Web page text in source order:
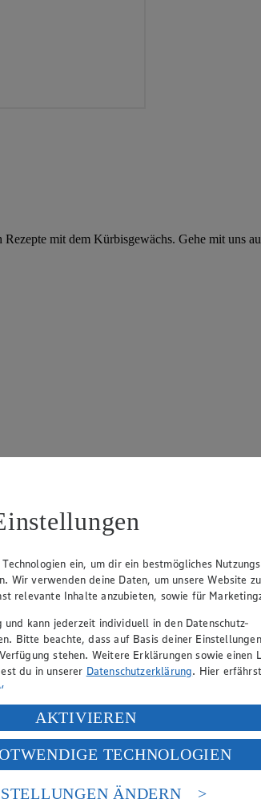
mit dem Kürbisgewächs. Gehe mit uns
ein, um dir ein bestmögliches
Wir verwenden deine Daten, um unsere Website zu
relevante Inhalte anzubieten, sowie für
kann jederzeit individuell in den Datenschutz-
Bitte beachte, dass auf Basis deiner
stehen. Weitere Erklärungen sowie einen
du in unserer Datenschutzerklärung. Hier
.
Daten in den USA durch Facebook und
willigst du im Sinne des Art. 49 Abs. 1 Satz 1 lit.
verarbeitet werden. Der EuGH sieht die USA als
nicht angemessenen Datenschutzniveau an. Es
Behörden.
AKTIVIEREN
TECHNOLOGIEN
ÄNDERN